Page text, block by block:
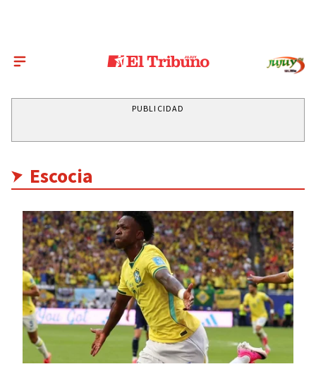
PUBLICIDAD
Escocia